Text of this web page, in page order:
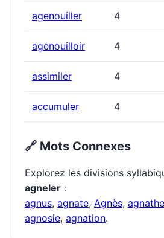
agenouiller 4
agenouilloir 4
assimiler 4
accumuler 4
🔗 Mots Connexes
Explorez les divisions
agneler :
agnus, agnate, Agnès, agnathe
agnosie, agnation.